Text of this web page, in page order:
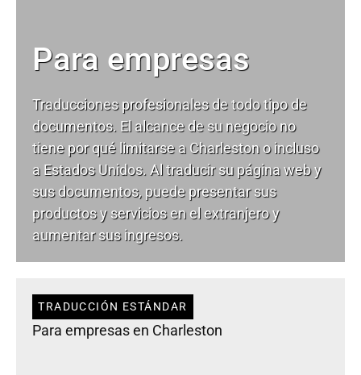
Para empresas
Traducciones profesionales de todo tipo de
documentos. El alcance de su negocio no
tiene por qué limitarse a Charleston o incluso
a Estados Unidos. Al traducir su página web y
sus documentos, puede presentar sus
productos y servicios en el extranjero y
aumentar sus ingresos.
TRADUCCIÓN ESTÁNDAR
Para empresas en Charleston